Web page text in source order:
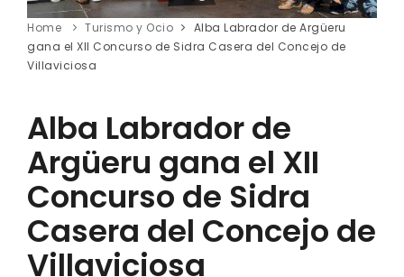
Home Turismo y Ocio
Alba Labrador de Argüeru
gana el XII Concurso de Sidra Casera del Concejo de
Villaviciosa
Alba Labrador de
Argüeru gana el XII
Concurso de Sidra
Casera del Concejo de
Villaviciosa